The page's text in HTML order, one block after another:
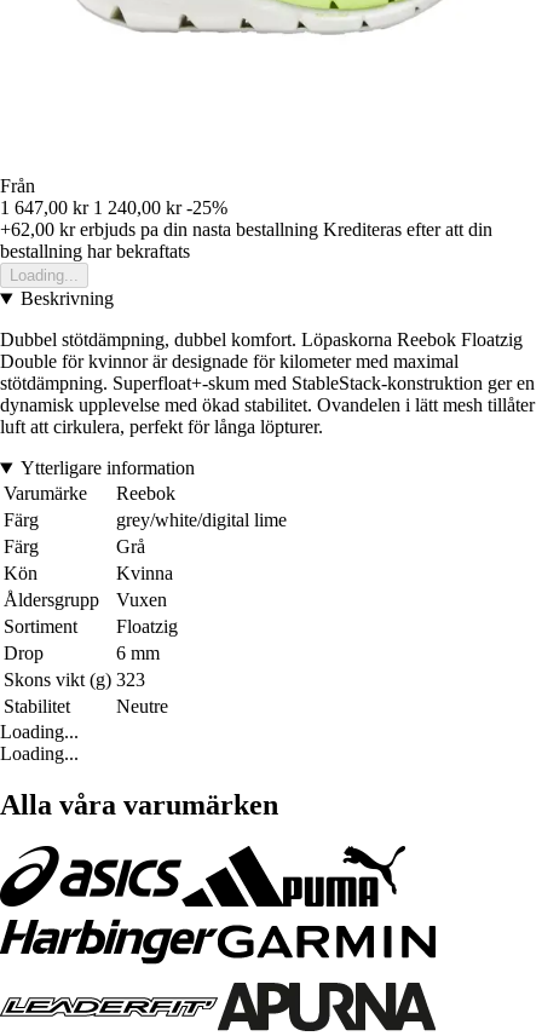
Från
1 647,00 kr 1 240,00 kr -25%
+62,00 krerbjuds pa din nasta bestallning Krediteras efter att din
bestallning har bekraftats
Loading...
Beskrivning
Dubbel stötdämpning, dubbel komfort. Löpaskorna Reebok Floatzig
Double för kvinnor är designade för kilometer med maximal
stötdämpning. Superfloat+-skum med StableStack-konstruktion ger en
dynamisk upplevelse med ökad stabilitet. Ovandelen i lätt mesh tillåter
luft att cirkulera, perfekt för långa löpturer.
Ytterligare information
Varumärke
Reebok
Färg
grey/white/digital lime
Färg
Grå
Kön
Kvinna
Åldersgrupp
Vuxen
Sortiment
Floatzig
Drop
6 mm
Skons vikt (g) 323
Stabilitet
Neutre
Loading...
Loading...
Alla våra varumärken